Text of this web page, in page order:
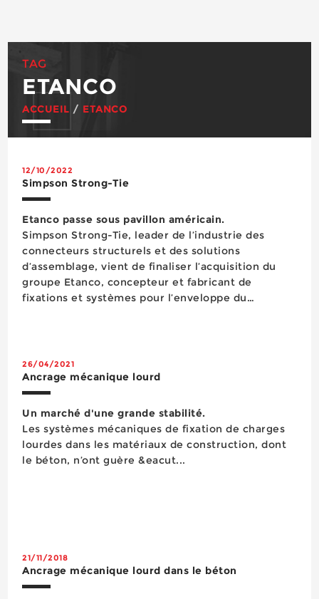
TAG
ETANCO
ACCUEIL / ETANCO
12/10/2022
Simpson Strong-Tie
Etanco passe sous pavillon américain.
Simpson Strong-Tie, leader de l’industrie des
connecteurs structurels et des solutions
d’assemblage, vient de finaliser l’acquisition du
groupe Etanco, concepteur et fabricant de
fixations et systèmes pour l’enveloppe du
notr...
26/04/2021
Ancrage mécanique lourd
Un marché d'une grande stabilité.
Les systèmes mécaniques de fixation de charges
lourdes dans les matériaux de construction, dont
le béton, n’ont guère &eacut...
21/11/2018
Ancrage mécanique lourd dans le béton